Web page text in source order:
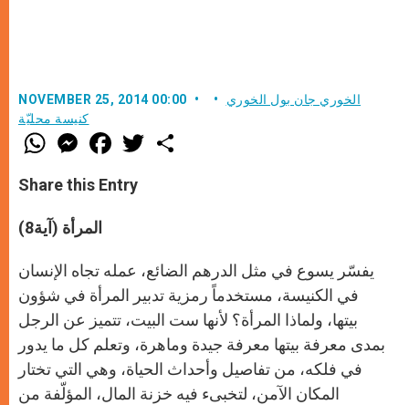
NOVEMBER 25, 2014 00:00
الخوري جان بول الخوري
كنيسة محليّة
W
h
t
s
p
p
M
e
s
e
g
e
F
a
e
b
w
Share this Entry
يفسّر يسوع في مثل الدرهم الضائع، عمله تجاه الإنسان
في الكنيسة، مستخدماً رمزية تدبير المرأة في شؤون
بيتها، ولماذا المرأة؟ لأنها ست البيت، تتميز عن الرجل
بمدى معرفة بيتها معرفة جيدة وماهرة، وتعلم كل ما يدور
في فلكه، من تفاصيل وأحداث الحياة، وهي التي تختار
المكان الآمن، لتخبىء فيه خزنة المال، المؤلّفة من